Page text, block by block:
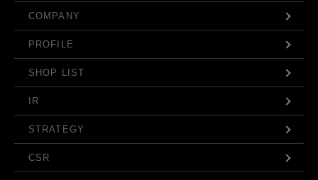
COMPANY
PROFILE
SHOP LIST
IR
STRATEGY
CSR